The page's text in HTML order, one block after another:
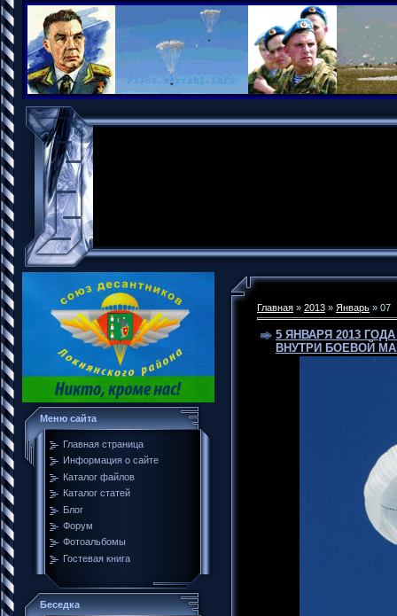
Меню сайта
Главная страница
Информация о сайте
Каталог файлов
Каталог статей
Блог
Форум
Фотоальбомы
Гостевая книга
Беседка
Главная » 2013 » Январь » 07
5 ЯНВАРЯ 2013
ВНУТРИ БОЕВОЙ